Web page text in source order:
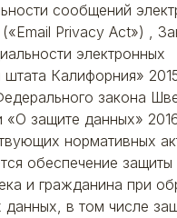
сообщений
(«Email Privacy Act») ,
электронных
Калифорния»
закона
защите данных»
нормативных
обеспечение защиты
и гражданина при
данных, в том числе